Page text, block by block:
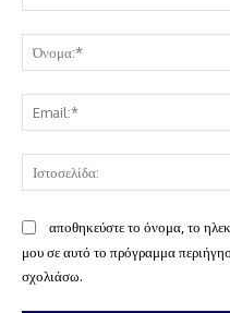
αποθηκεύστε το όνομα, το
μου σε αυτό το πρόγραμμα
σχολιάσω.